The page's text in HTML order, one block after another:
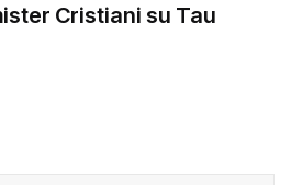
Cristiani su Tau